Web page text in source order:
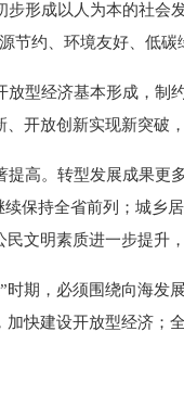
成以人为本的社会发
节约、环境友好、低
经济基本形成，制约
开放创新实现新突破
。转型发展成果更多
续保持全省前列；城乡
民文明素质进一步提升
期，必须围绕向海发
加快建设开放型经济；